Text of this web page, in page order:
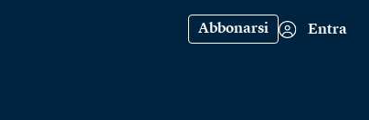
Abbonarsi Entra